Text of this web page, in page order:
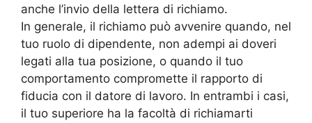
anche l’invio della lettera di richiamo.
In generale, il richiamo può avvenire quando, nel
tuo ruolo di dipendente, non adempi ai doveri
legati alla tua posizione, o quando il tuo
comportamento compromette il rapporto di
fiducia con il datore di lavoro. In entrambi i casi,
il tuo superiore ha la facoltà di richiamarti